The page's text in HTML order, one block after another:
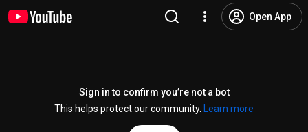
Open App
Sign in to confirm you’re not a bot
This helps protect our community.
Learn more